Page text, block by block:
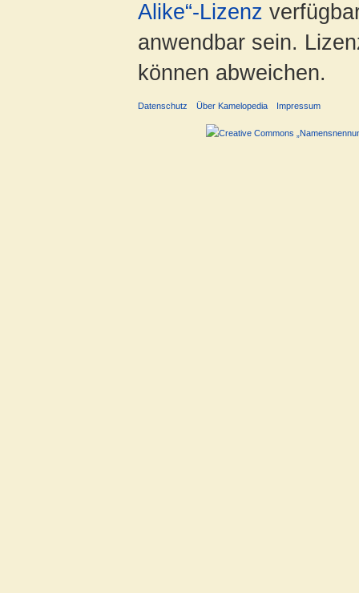
Alike“-Lizenz
anwendbar sein.
können abweichen.
Datenschutz Über Kamelopedia Impressum